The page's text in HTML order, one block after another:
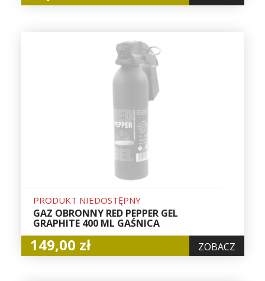
PRODUKT NIEDOSTĘPNY
GAZ OBRONNY RED PEPPER GEL
GRAPHITE 400 ML GAŚNICA
149,00 zł ZOBACZ